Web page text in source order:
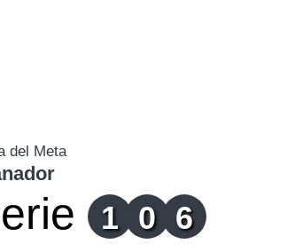
del Meta
1 0 6